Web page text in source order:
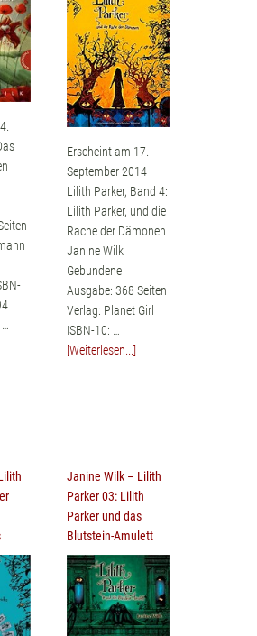
Erscheint am 17.
September 2014
Lilith Parker, Band 4:
Lilith Parker, und die
Rache der Dämonen
Janine Wilk
Gebundene
Ausgabe: 368 Seiten
Verlag: Planet Girl
ISBN-10: …
[Weiterlesen...]
Janine Wilk – Lilith
Parker 03: Lilith
Parker und das
Blutstein-Amulett